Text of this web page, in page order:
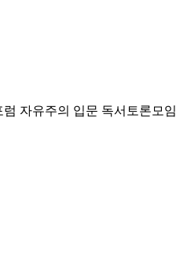
럼 자유주의 입문 독서토론모임